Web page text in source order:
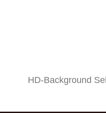
HD-Background